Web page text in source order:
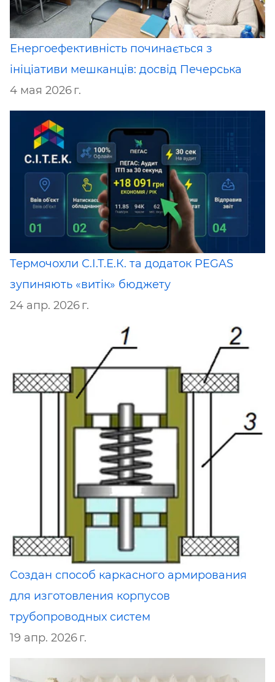
Енергоефективність починається з
ініціативи мешканців: досвід Печерська
4 мая 2026 г.
Термочохли С.І.Т.Е.К. та додаток PEGAS
зупиняють «витік» бюджету
24 апр. 2026 г.
Создан способ каркасного армирования
для изготовления корпусов
трубопроводных систем
19 апр. 2026 г.